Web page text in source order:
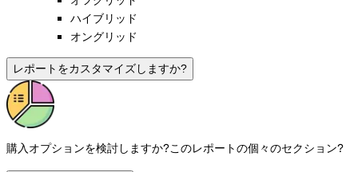
ハイブリッド
オングリッド
レポートをカスタマイズしますか?
購入オプションを検討しますか?このレポートの個々のセクション?